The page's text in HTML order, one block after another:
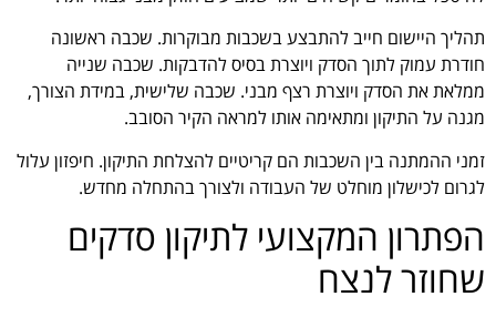
תהליך היישום חייב להתבצע בשכבות מבוקרות. שכבה ראשונה
חודרת עמוק לתוך הסדק ויוצרת בסיס להדבקות. שכבה שנייה
ממלאת את הסדק ויוצרת רצף מבני. שכבה שלישית, במידת הצורך,
מגנה על התיקון ומתאימה אותו למראה הקיר הסובב.
זמני ההמתנה בין השכבות הם קריטיים להצלחת התיקון. חיפזון עלול
לגרום לכישלון מוחלט של העבודה ולצורך בהתחלה מחדש.
הפתרון המקצועי לתיקון סדקים
שחוזר לנצח